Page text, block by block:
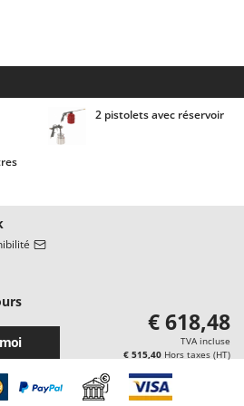
batterie
manuelles
électriques
la récolte des olives et la taille
ressorts - Extirpateurs
2 pistolets avec réservoir
€ 618,48
TVA incluse
€ 515,40 Hors taxes (HT)